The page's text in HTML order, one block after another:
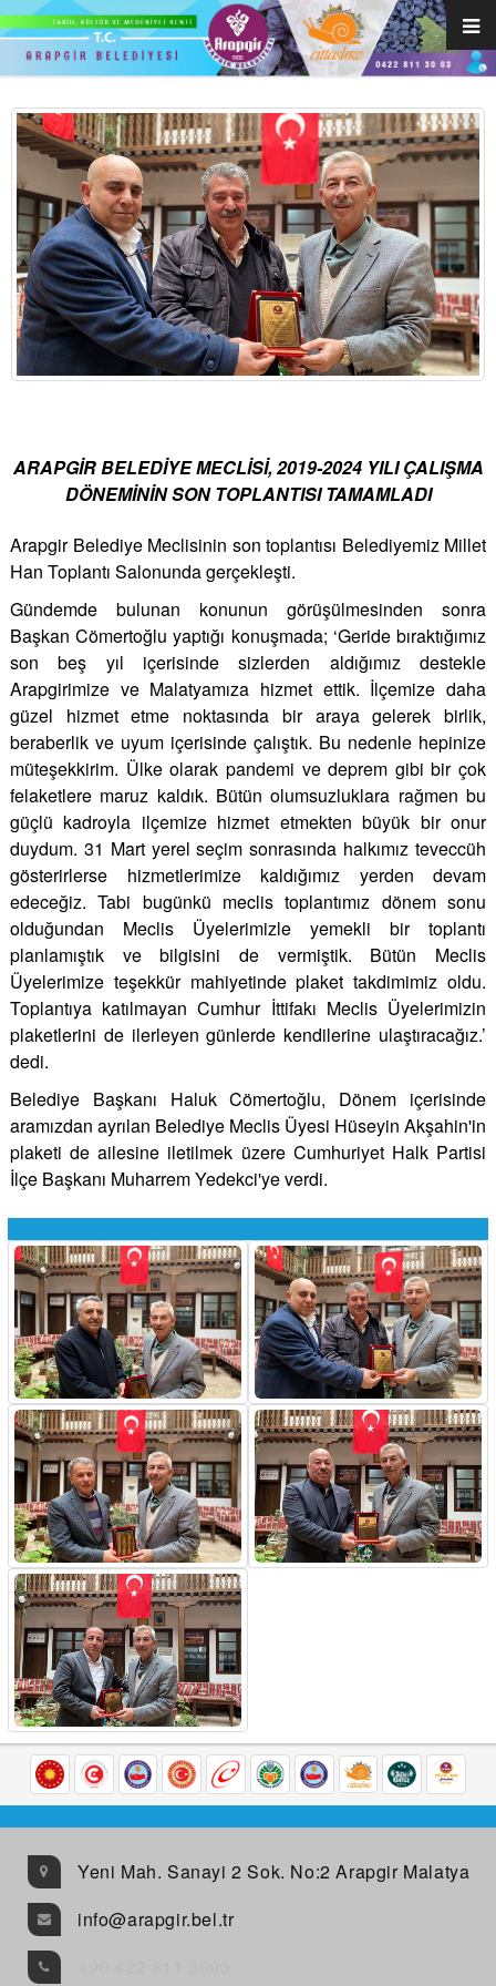
ARAPGİR BELEDİYE MECLİSİ, 2019-2024 YILI ÇALIŞMA
DÖNEMİNİN SON TOPLANTISI TAMAMLADI
Arapgir Belediye Meclisinin son toplantısı Belediyemiz Millet
Han Toplantı Salonunda gerçekleşti.
Gündemde bulunan konunun görüşülmesinden sonra
Başkan Cömertoğlu yaptığı konuşmada; ‘Geride bıraktığımız
son beş yıl içerisinde sizlerden aldığımız destekle
Arapgirimize ve Malatyamıza hizmet ettik. İlçemize daha
güzel hizmet etme noktasında bir araya gelerek birlik,
beraberlik ve uyum içerisinde çalıştık. Bu nedenle hepinize
müteşekkirim. Ülke olarak pandemi ve deprem gibi bir çok
felaketlere maruz kaldık. Bütün olumsuzluklara rağmen bu
güçlü kadroyla ilçemize hizmet etmekten büyük bir onur
duydum. 31 Mart yerel seçim sonrasında halkımız teveccüh
gösterirlerse hizmetlerimize kaldığımız yerden devam
edeceğiz. Tabi bugünkü meclis toplantımız dönem sonu
olduğundan Meclis Üyelerimizle yemekli bir toplantı
planlamıştık ve bilgisini de vermiştik. Bütün Meclis
Üyelerimize teşekkür mahiyetinde plaket takdimimiz oldu.
Toplantıya katılmayan Cumhur İttifakı Meclis Üyelerimizin
plaketlerini de ilerleyen günlerde kendilerine ulaştıracağız.’
dedi.
Belediye Başkanı Haluk Cömertoğlu, Dönem içerisinde
aramızdan ayrılan Belediye Meclis Üyesi Hüseyin Akşahin'in
plaketi de ailesine iletilmek üzere Cumhuriyet Halk Partisi
İlçe Başkanı Muharrem Yedekci'ye verdi.
Yeni Mah. Sanayi 2 Sok. No:2 Arapgir Malatya
info@arapgir.bel.tr